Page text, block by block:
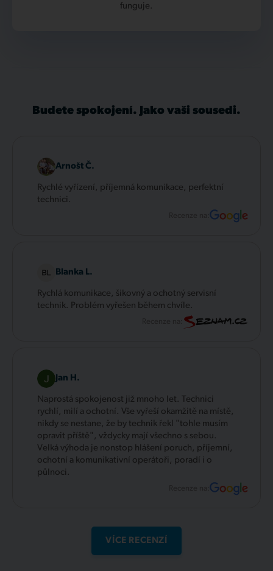
funguje.
Budete spokojení. Jako vaši sousedi.
Arnošt Č.
Rychlé vyřízení, příjemná komunikace, perfektní
technici.
Recenze na:
Blanka L.
Rychlá komunikace, šikovný a ochotný servisní
technik. Problém vyřešen během chvíle.
Jan H.
Naprostá spokojenost již mnoho let. Technici
rychlí, milí a ochotní. Vše vyřeší okamžitě na místě,
nikdy se nestane, že by technik řekl "tohle musím
opravit příště", vždycky mají všechno s sebou.
Velká výhoda je nonstop hlášení poruch, příjemní,
ochotní a komunikativní operátoři, poradí i o
půlnoci.
Recenze na:
VÍCE RECENZÍ